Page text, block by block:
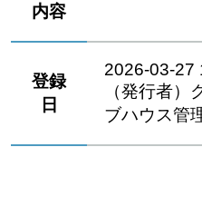
内容
登録
日
2026-03-27
（発行者）
ブハウス管